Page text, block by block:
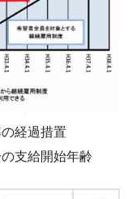
経過措置
支給開始年齢